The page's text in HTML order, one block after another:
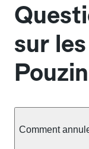
sur
Pouzin
Comment